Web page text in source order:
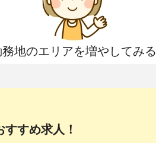
地のエリアを増やしてみる
すめ求人！